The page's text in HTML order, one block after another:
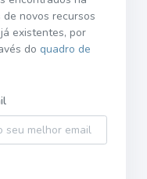
novos recursos
existentes, por
do quadro de